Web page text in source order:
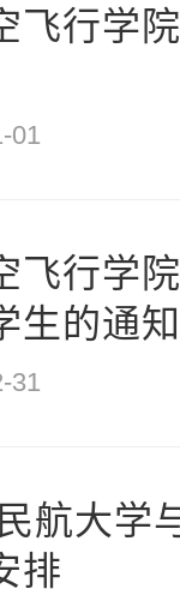
飞行学
01
飞行学
生的通知
31
航大学
排